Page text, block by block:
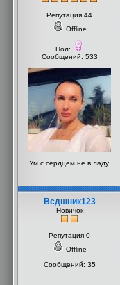
Репутация 44
Offline
Пол:
Сообщений: 533
Ум с сердцем не в ладу.
Всдшник123
Новичок
Репутация 0
Offline
Сообщений: 35